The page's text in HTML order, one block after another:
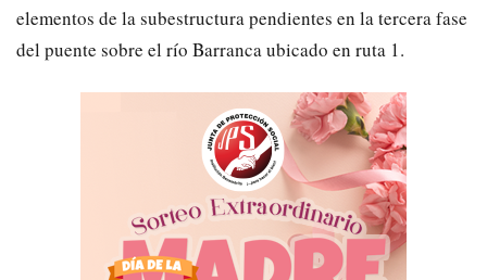
elementos de la subestructura pendientes en la tercera fase
del puente sobre el río Barranca ubicado en ruta 1.